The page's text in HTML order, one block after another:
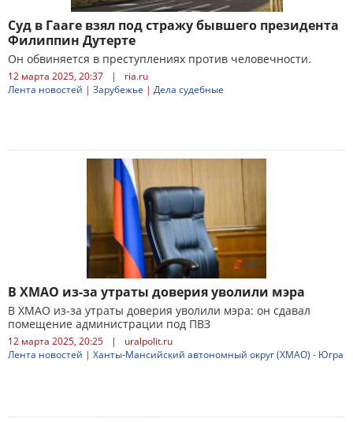
Суд в Гааге взял под стражу бывшего президента
Филиппин Дутерте
Он обвиняется в преступлениях против человечности.
12 марта 2025, 20:37 |
ria.ru
Лента новостей | Зарубежье | Дела судебные
В ХМАО из-за утраты доверия уволили мэра
В ХМАО из-за утраты доверия уволили мэра: он сдавал
помещение администрации под ПВЗ
12 марта 2025, 20:25 |
uralpolit.ru
Лента новостей | Ханты-Мансийский автономный округ (ХМАО) - Югра